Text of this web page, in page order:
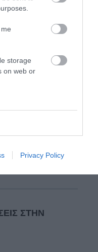
storage
on web or
Privacy Policy
του 1970
ΑΝΔΡΟΥ: Του
έργο του
ΣΤΗΝ